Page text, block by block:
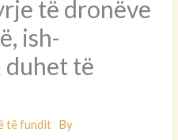
të dronëve
ish-
duhet të
të fundit By